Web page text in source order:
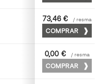
65 x 90
73,46 € / resma
COMPRAR
72 x 102
0,00 € / resma
COMPRAR